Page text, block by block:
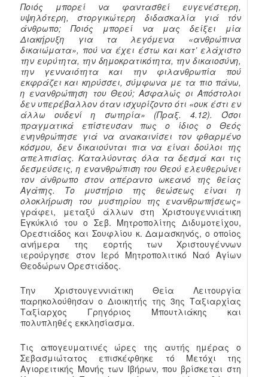
Ποιός μπορεί να φαντασθεί ευγενέστερη,
υψηλότερη, στοργικώτερη διδασκαλία γιά τόν
άνθρωπο; Ποιός μπορεί να μας δείξει μία
Διακήρυξη για τα λεγόμενα «ανθρώπινα
δικαιώματα», πού να έχει έστω και κατ’ ελάχιστο
την ευρύτητα, την δημοκρατικότητα, την δικαιοσύνη,
την γενναιότητα και την φιλανθρωπία πού
εκφράζει και κηρύσσει, σύμφωνα με τα πιο πάνω,
η ενανθρώπηση του Θεού; Ασφαλώς οι Απόστολοι
δεν υπερέβαλλον όταν ισχυρίζοντο ότι «ουκ έστι εν
άλλω ουδενί η σωτηρία» (Πραξ. 4.12). Όσοι
πραγματικά επίστευσαν πως ο ίδιος ο Θεός
ενηνθρώπησε γιά να ανακαινίσει τον φθαρμένο
κόσμου, δεν δικαιούνται πια να είναι δούλοι της
απελπισίας. Καταλύοντας όλα τα δεσμά και τις
δεσμεύσεις, η ενανθρώπιση του Θεού ελευθερώνει
τον άνθρωπο στον απέραντο ωκεανό της θείας
Αγάπης. Το μυστήριο της θεώσεως είναι η
ολοκλήρωση του μυστηρίου της ενανθρωπήσεως»
γράφει, μεταξύ άλλων στη Χριστουγεννιάτικη
Εγκύκλιό του ο Σεβ. Μητροπολίτης Διδυμοτείχου,
Ορεστιάδος και Σουφλίου κ. Δαμασκηνός, ο οποίος
ανήμερα της εορτής των Χριστουγέννων
ιερούργησε στον Ιερό Μητροπολιτικό Ναό Αγίων
Θεοδώρων Ορεστιάδος.
Την Χριστουγεννιάτικη Θεία Λειτουργία
παρηκολούθησαν ο Διοικητής της 3ης Ταξιαρχίας
Ταξίαρχος Γρηγόριος Μπουτλιάκης και
πολυπληθές εκκλησίασμα.
Τις απογευματινές ώρες της αυτής ημέρας ο
Σεβασμιώτατος επισκέφθηκε τό Μετόχι της
Αγιορειτικής Μονής των Ιβήρων, που βρίσκεται στη